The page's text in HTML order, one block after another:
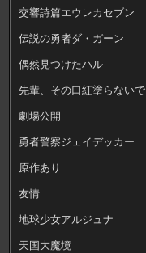
交響詩篇エウレカセブン
伝説の勇者ダ・ガーン
偶然見つけたハル
先輩、その口紅塗らないで
劇場公開
勇者警察ジェイデッカー
原作あり
友情
地球少女アルジュナ
天国大魔境